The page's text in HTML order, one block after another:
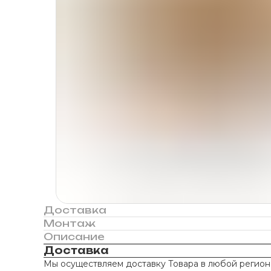
Доставка
Монтаж
Описание
Доставка
Мы осуществляем доставку Товара в любой